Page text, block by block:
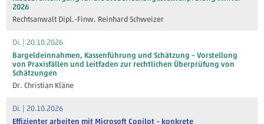
2026
Rechtsanwalt Dipl.-Finw. Reinhard Schweizer
Di. | 20.10.2026
Bargeldeinnahmen, Kassenführung und Schätzung – Vorstellung
von Praxisfällen und Leitfaden zur rechtlichen Überprüfung von
Schätzungen
Dr. Christian Kläne
Di. | 20.10.2026
Effizienter arbeiten mit Microsoft Copilot – konkrete